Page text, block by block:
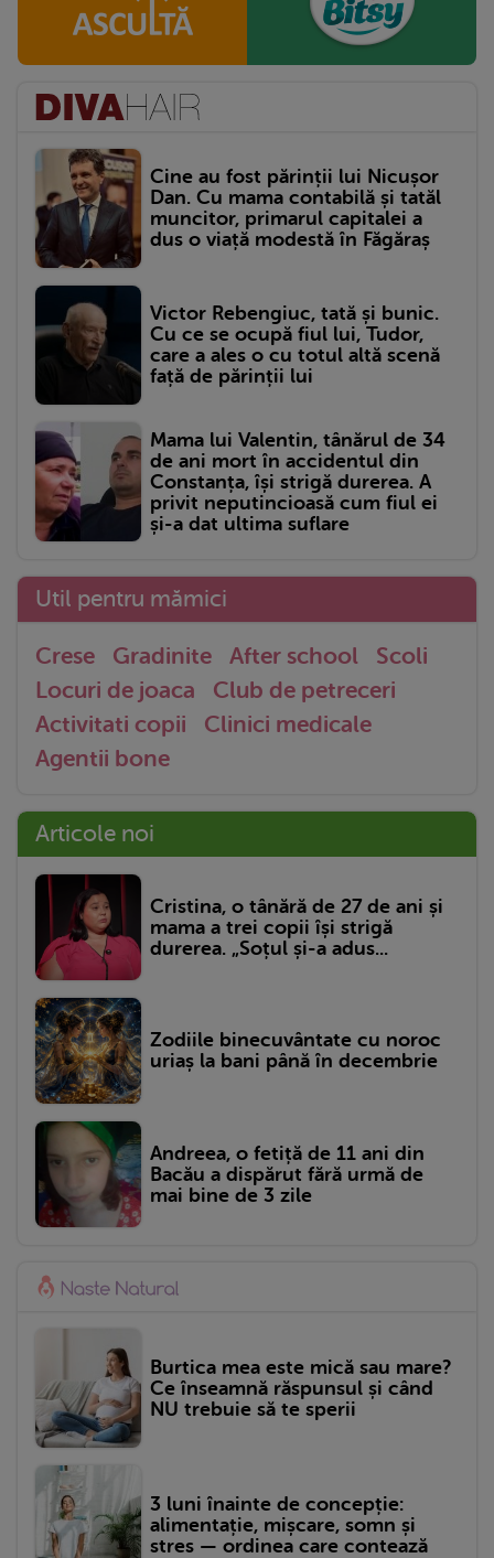
Cine au fost părinții lui Nicușor
Dan. Cu mama contabilă și tatăl
muncitor, primarul capitalei a
dus o viață modestă în Făgăraș
Victor Rebengiuc, tată și bunic.
Cu ce se ocupă fiul lui, Tudor,
care a ales o cu totul altă scenă
față de părinții lui
Mama lui Valentin, tânărul de 34
de ani mort în accidentul din
Constanța, își strigă durerea. A
privit neputincioasă cum fiul ei
și-a dat ultima suflare
Util pentru mămici
Crese Gradinite After school
Scoli
Locuri de joaca
Club de petreceri
Activitati copii
Clinici medicale
Agentii bone
Articole noi
Cristina, o tânără de 27 de ani și
mama a trei copii își strigă
durerea. „Soțul și-a adus...
Zodiile binecuvântate cu noroc
uriaș la bani până în decembrie
Andreea, o fetiță de 11 ani din
Bacău a dispărut fără urmă de
mai bine de 3 zile
Burtica mea este mică sau mare?
Ce înseamnă răspunsul și când
NU trebuie să te sperii
3 luni înainte de concepție:
alimentație, mișcare, somn și
stres — ordinea care contează